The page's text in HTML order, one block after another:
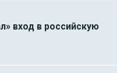
вход в российскую